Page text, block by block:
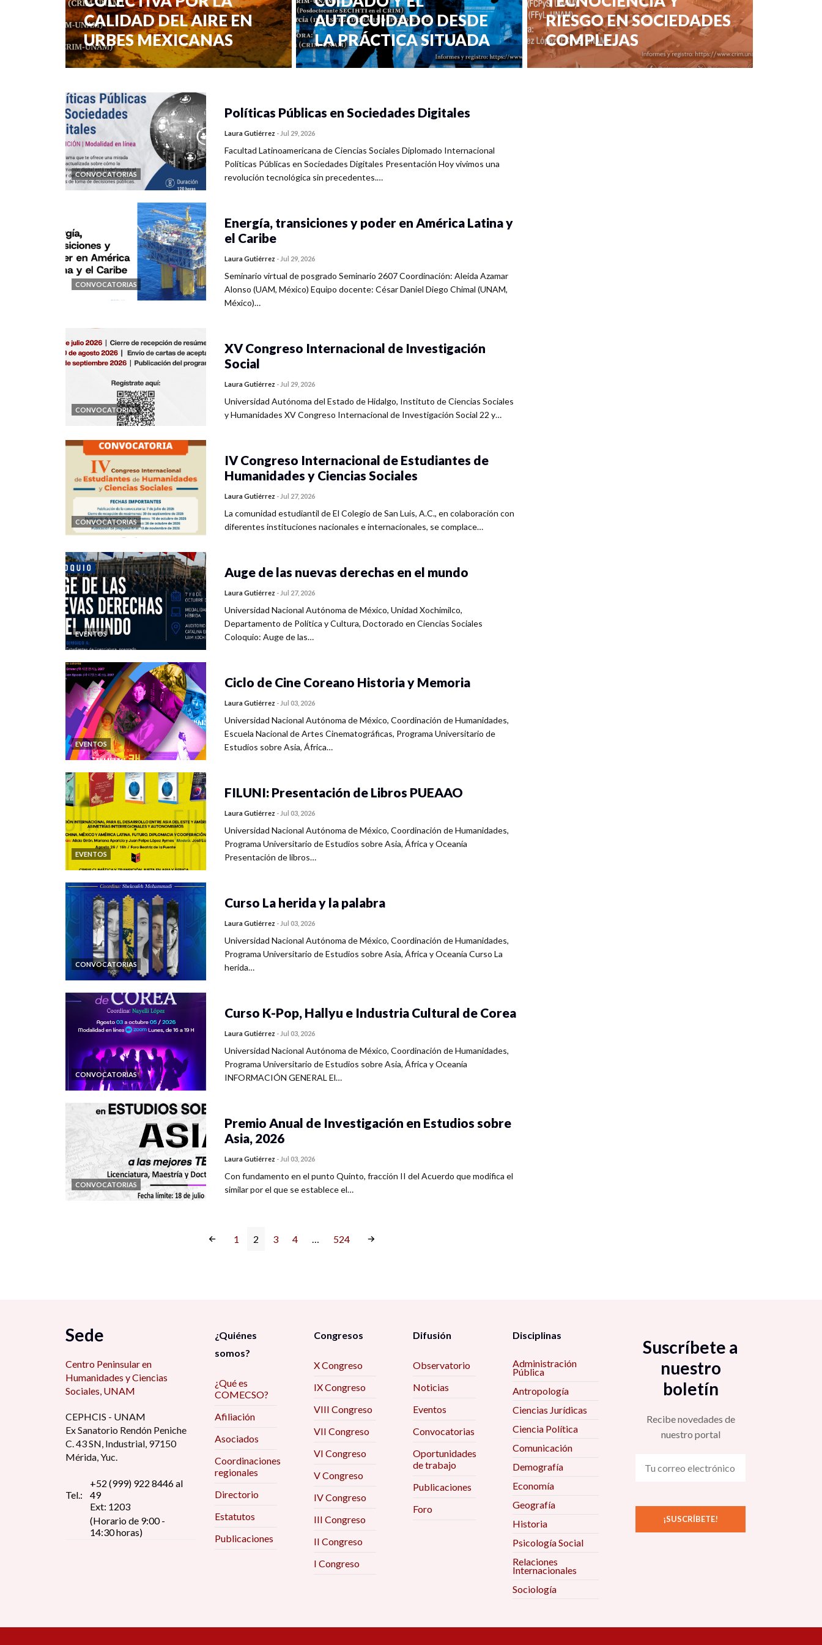
CALIDAD DEL AIRE EN
URBES MEXICANAS
AUTOCUIDADO DESDE
LA PRÁCTICA SITUADA
RIESGO EN SOCIEDADES
COMPLEJAS
CONVOCATORIAS
Políticas Públicas en Sociedades Digitales
Laura Gutiérrez - Jul 29, 2026
Facultad Latinoamericana de Ciencias Sociales Diplomado Internacional
Políticas Públicas en Sociedades Digitales Presentación Hoy vivimos una
revolución tecnológica sin precedentes.…
CONVOCATORIAS
Energía, transiciones y poder en América Latina y
el Caribe
Laura Gutiérrez - Jul 29, 2026
Seminario virtual de posgrado Seminario 2607 Coordinación: Aleida Azamar
Alonso (UAM, México) Equipo docente: César Daniel Diego Chimal (UNAM,
México)…
CONVOCATORIAS
XV Congreso Internacional de Investigación
Social
Laura Gutiérrez - Jul 29, 2026
Universidad Autónoma del Estado de Hidalgo, Instituto de Ciencias Sociales
y Humanidades XV Congreso Internacional de Investigación Social 22 y…
CONVOCATORIAS
IV Congreso Internacional de Estudiantes de
Humanidades y Ciencias Sociales
Laura Gutiérrez - Jul 27, 2026
La comunidad estudiantil de El Colegio de San Luis, A.C., en colaboración con
diferentes instituciones nacionales e internacionales, se complace…
EVENTOS
Auge de las nuevas derechas en el mundo
Laura Gutiérrez - Jul 27, 2026
Universidad Nacional Autónoma de México, Unidad Xochimilco,
Departamento de Política y Cultura, Doctorado en Ciencias Sociales
Coloquio: Auge de las…
EVENTOS
Ciclo de Cine Coreano Historia y Memoria
Laura Gutiérrez - Jul 03, 2026
Universidad Nacional Autónoma de México, Coordinación de Humanidades,
Escuela Nacional de Artes Cinematográficas, Programa Universitario de
Estudios sobre Asia, África…
EVENTOS
FILUNI: Presentación de Libros PUEAAO
Laura Gutiérrez - Jul 03, 2026
Universidad Nacional Autónoma de México, Coordinación de Humanidades,
Programa Universitario de Estudios sobre Asia, África y Oceanía
Presentación de libros…
CONVOCATORIAS
Curso La herida y la palabra
Laura Gutiérrez - Jul 03, 2026
Universidad Nacional Autónoma de México, Coordinación de Humanidades,
Programa Universitario de Estudios sobre Asia, África y Oceanía Curso La
herida…
CONVOCATORIAS
Curso K-Pop, Hallyu e Industria Cultural de Corea
Laura Gutiérrez - Jul 03, 2026
Universidad Nacional Autónoma de México, Coordinación de Humanidades,
Programa Universitario de Estudios sobre Asia, África y Oceanía
INFORMACIÓN GENERAL El…
CONVOCATORIAS
Premio Anual de Investigación en Estudios sobre
Asia, 2026
Laura Gutiérrez - Jul 03, 2026
Con fundamento en el punto Quinto, fracción II del Acuerdo que modifica el
similar por el que se establece el…
1 2 3 4 … 524
Sede
Centro Peninsular en
Humanidades y Ciencias
Sociales, UNAM
CEPHCIS - UNAM
Ex Sanatorio Rendón Peniche
C. 43 SN, Industrial, 97150
Mérida, Yuc.
Tel.:
+52 (999) 922 8446 al
49
Ext: 1203
(Horario de 9:00 -
14:30 horas)
¿Quiénes
somos?
¿Qué es
COMECSO?
Afiliación
Asociados
Coordinaciones
regionales
Directorio
Estatutos
Publicaciones
Congresos
X Congreso
IX Congreso
VIII Congreso
VII Congreso
VI Congreso
V Congreso
IV Congreso
III Congreso
II Congreso
I Congreso
Difusión
Observatorio
Noticias
Eventos
Convocatorias
Oportunidades
de trabajo
Publicaciones
Foro
Disciplinas
Administración
Pública
Antropología
Ciencias Jurídicas
Ciencia Política
Comunicación
Demografía
Economía
Geografía
Historia
Psicología Social
Relaciones
Internacionales
Sociología
Suscríbete a
nuestro
boletín
Recibe novedades de
nuestro portal